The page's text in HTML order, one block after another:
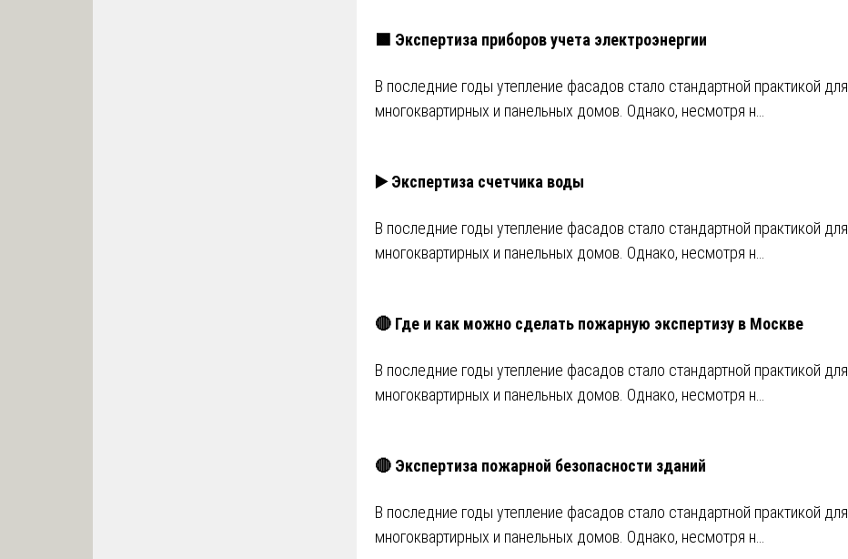
🟩 Экспертиза приборов учета электроэнергии
В последние годы утепление фасадов стало стандартной практикой для
многоквартирных и панельных домов. Однако, несмотря н…
▶️ Экспертиза счетчика воды
В последние годы утепление фасадов стало стандартной практикой для
многоквартирных и панельных домов. Однако, несмотря н…
🔴 Где и как можно сделать пожарную экспертизу в Москве
В последние годы утепление фасадов стало стандартной практикой для
многоквартирных и панельных домов. Однако, несмотря н…
🔴 Экспертиза пожарной безопасности зданий
В последние годы утепление фасадов стало стандартной практикой для
многоквартирных и панельных домов. Однако, несмотря н…